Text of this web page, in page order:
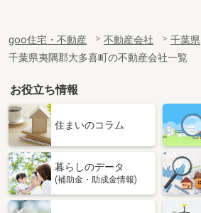
goo住宅・不動産 不動産会社 千葉県
千葉県夷隅郡大多喜町の不動産会社一覧
お役立ち情報
住まいのコラム
暮らしのデータ
(補助金・助成金情報)